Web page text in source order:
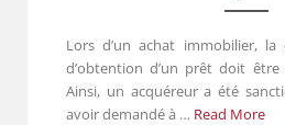
Lors d’un achat immobilier, la
d’obtention d’un prêt doit
Ainsi, un acquéreur a été
avoir demandé à … Read More